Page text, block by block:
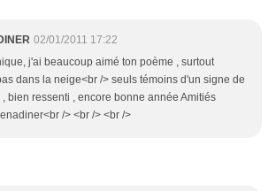
02/01/2011 17:22
j'ai beaucoup aimé ton poème , surtout
dans la neige<br /> seuls témoins d'un signe de
, bien ressenti , encore bonne année Amitiés
/> <br /> <br />